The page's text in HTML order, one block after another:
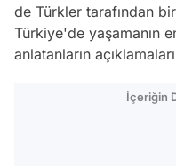
de Türkler tarafından
Türkiye'de yaşamanın
anlatanların
İçeriğin